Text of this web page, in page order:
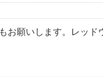
お願いします。レッド